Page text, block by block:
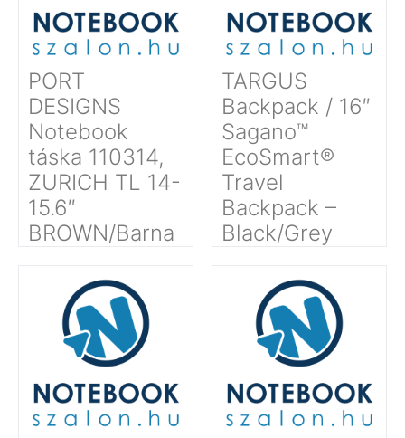
PORT
DESIGNS
Notebook
táska 110314,
ZURICH TL 14-
15.6″
BROWN/Barna
TARGUS
Backpack / 16″
Sagano™
EcoSmart®
Travel
Backpack –
Black/Grey